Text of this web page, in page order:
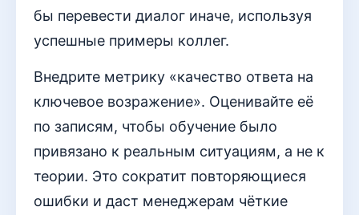
бы перевести диалог иначе, используя
успешные примеры коллег.
Внедрите метрику «качество ответа на
ключевое возражение». Оценивайте её
по записям, чтобы обучение было
привязано к реальным ситуациям, а не к
теории. Это сократит повторяющиеся
ошибки и даст менеджерам чёткие